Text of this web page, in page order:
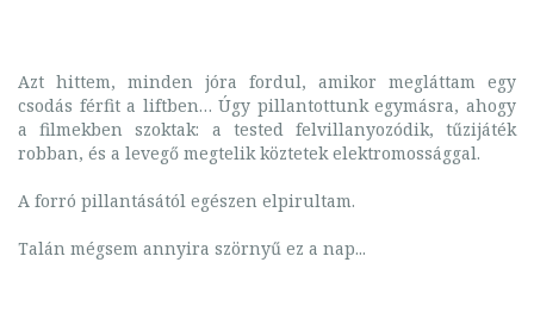
Azt hittem, minden jóra fordul, amikor megláttam egy
csodás férfit a liftben… Úgy pillantottunk egymásra, ahogy
a filmekben szoktak: a tested felvillanyozódik, tűzijáték
robban, és a levegő megtelik köztetek elektromossággal.
A forró pillantásától egészen elpirultam.
Talán mégsem annyira szörnyű ez a nap...